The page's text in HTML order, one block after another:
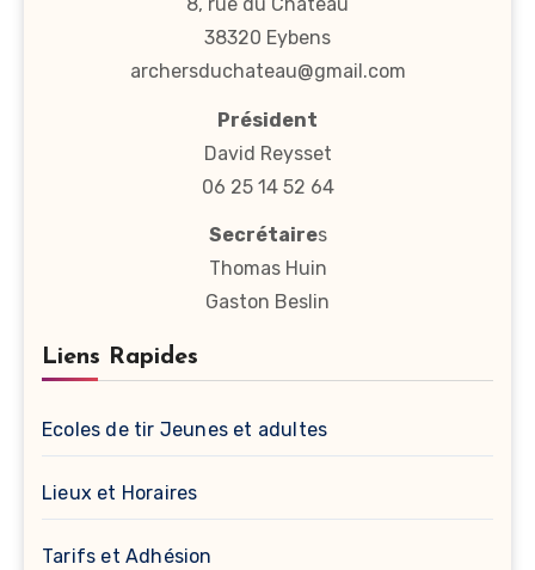
38320 Eybens
archersduchateau@gmail.com
Président
David Reysset
06 25 14 52 64
Secrétaires
Thomas Huin
Gaston Beslin
Liens Rapides
Ecoles de tir Jeunes et adultes
Lieux et Horaires
Tarifs et Adhésion